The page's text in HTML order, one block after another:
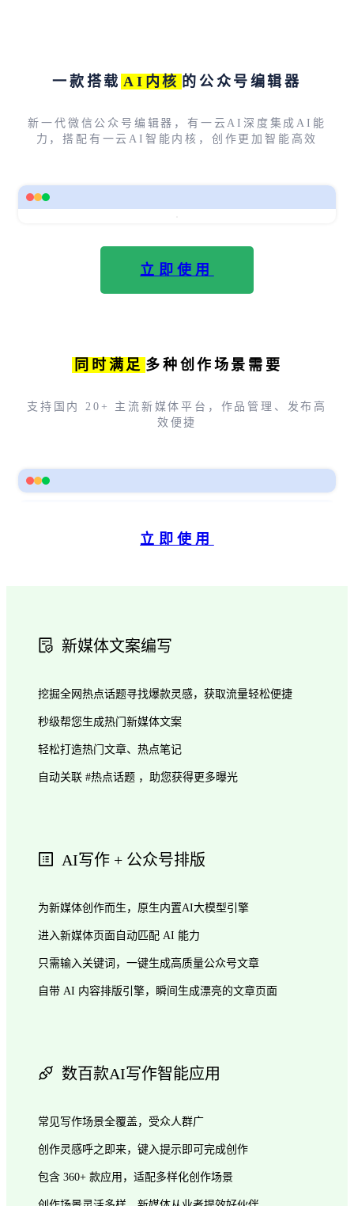
一款搭载 AI内核 的公众号编辑器
新一代微信公众号编辑器，有一云AI深度集成AI能
力，搭配有一云AI智能内核，创作更加智能高效
立即使用
同时满足 多种创作场景需要
支持国内 20+ 主流新媒体平台，作品管理、发布高
效便捷
立即使用
新媒体文案编写
挖掘全网热点话题寻找爆款灵感，获取流量轻松便捷
秒级帮您生成热门新媒体文案
轻松打造热门文章、热点笔记
自动关联 #热点话题 ，助您获得更多曝光
AI写作 + 公众号排版
为新媒体创作而生，原生内置AI大模型引擎
进入新媒体页面自动匹配 AI 能力
只需输入关键词，一键生成高质量公众号文章
自带 AI 内容排版引擎，瞬间生成漂亮的文章页面
数百款AI写作智能应用
常见写作场景全覆盖，受众人群广
创作灵感呼之即来，键入提示即可完成创作
包含 360+ 款应用，适配多样化创作场景